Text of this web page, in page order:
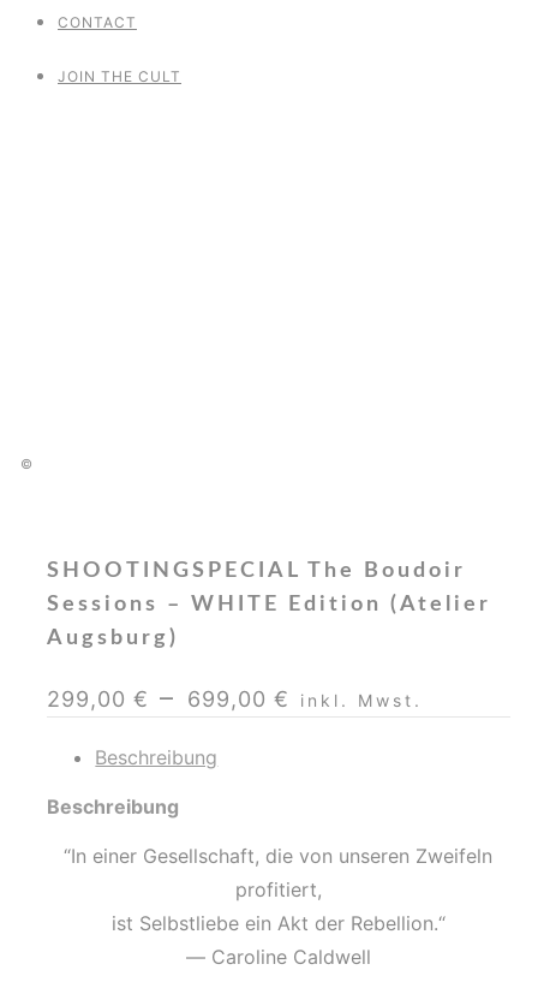
CONTACT
JOIN THE CULT
SHOOTINGSPECIAL The Boudoir
Sessions – WHITE Edition (Atelier
Augsburg)
299,00€ – 699,00€ inkl. Mwst.
Beschreibung
Beschreibung
“In einer Gesellschaft, die von unseren Zweifeln
profitiert,
ist Selbstliebe ein Akt der Rebellion.“
― Caroline Caldwell
©